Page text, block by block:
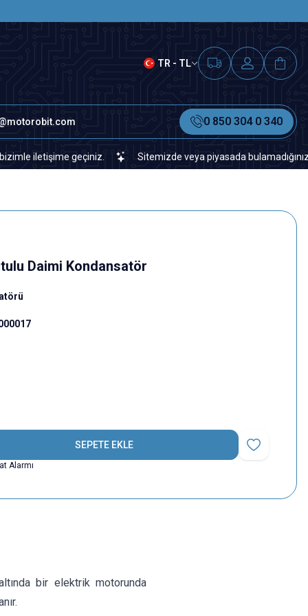
TR - TL
0 850 304 0 340
iletişime geçiniz. Sitemizde veya piyasada bulamadığınız
Daimi Kondansatör
SEPETE EKLE
Favoriye Ekle
Alarmı
bir elektrik motorunda